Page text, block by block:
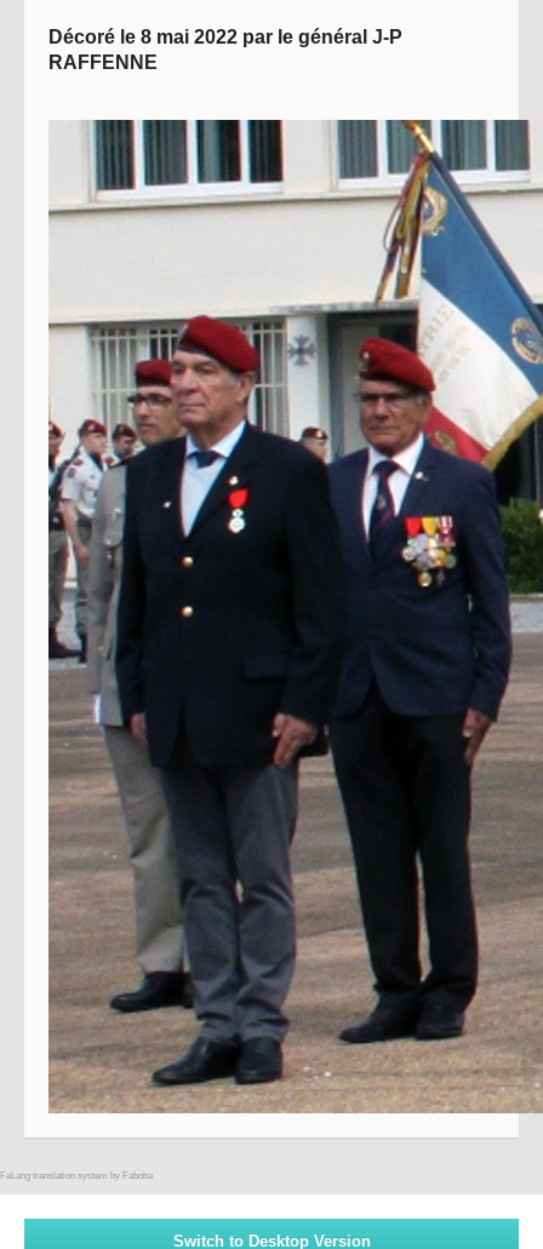
Décoré le 8 mai 2022 par le général J-P
RAFFENNE
FaLang translation system by Faboba
Switch to Desktop Version